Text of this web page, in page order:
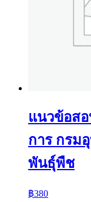
แนวข้อส
การ กรม
พันธุ์พืช
฿380